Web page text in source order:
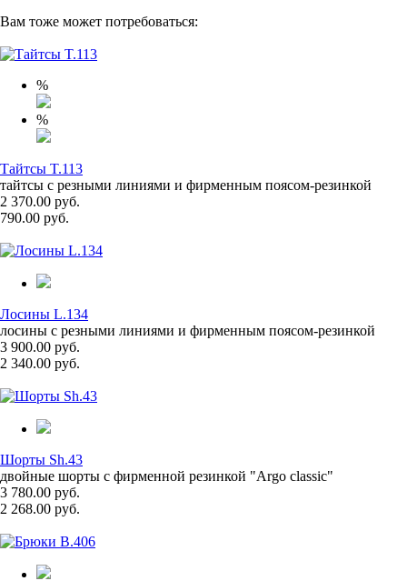
Вам тоже может потребоваться:
%
%
Тайтсы T.113
тайтсы с резными линиями и фирменным поясом-резинкой
2 370.00 руб.
790.00 руб.
Лосины L.134
лосины с резными линиями и фирменным поясом-резинкой
3 900.00 руб.
2 340.00 руб.
Шорты Sh.43
двойные шорты с фирменной резинкой "Argo classic"
3 780.00 руб.
2 268.00 руб.